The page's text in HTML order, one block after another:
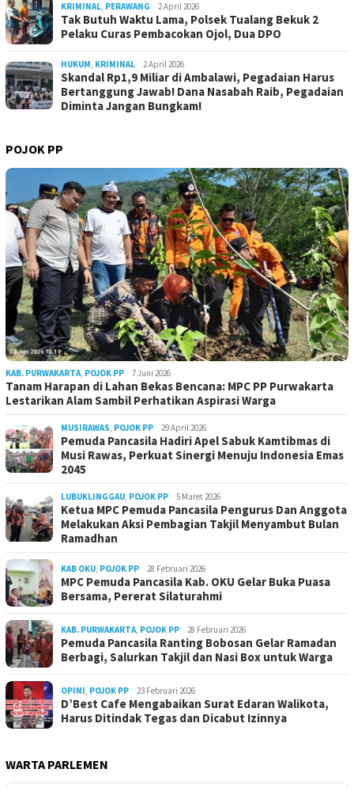
KRIMINAL, PERAWANG 2 April 2026
Tak Butuh Waktu Lama, Polsek Tualang Bekuk 2
Pelaku Curas Pembacokan Ojol, Dua DPO
HUKUM, KRIMINAL 2 April 2026
Skandal Rp1,9 Miliar di Ambalawi, Pegadaian Harus
Bertanggung Jawab! Dana Nasabah Raib, Pegadaian
Diminta Jangan Bungkam!
POJOK PP
KAB. PURWAKARTA, POJOK PP 7 Juni 2026
Tanam Harapan di Lahan Bekas Bencana: MPC PP Purwakarta
Lestarikan Alam Sambil Perhatikan Aspirasi Warga
MUSIRAWAS, POJOK PP 29 April 2026
Pemuda Pancasila Hadiri Apel Sabuk Kamtibmas di
Musi Rawas, Perkuat Sinergi Menuju Indonesia Emas
2045
LUBUKLINGGAU, POJOK PP 5 Maret 2026
Ketua MPC Pemuda Pancasila Pengurus Dan Anggota
Melakukan Aksi Pembagian Takjil Menyambut Bulan
Ramadhan
KAB OKU, POJOK PP 28 Februari 2026
MPC Pemuda Pancasila Kab. OKU Gelar Buka Puasa
Bersama, Pererat Silaturahmi
KAB. PURWAKARTA, POJOK PP 28 Februari 2026
Pemuda Pancasila Ranting Bobosan Gelar Ramadan
Berbagi, Salurkan Takjil dan Nasi Box untuk Warga
OPINI, POJOK PP 23 Februari 2026
D’Best Cafe Mengabaikan Surat Edaran Walikota,
Harus Ditindak Tegas dan Dicabut Izinnya
WARTA PARLEMEN